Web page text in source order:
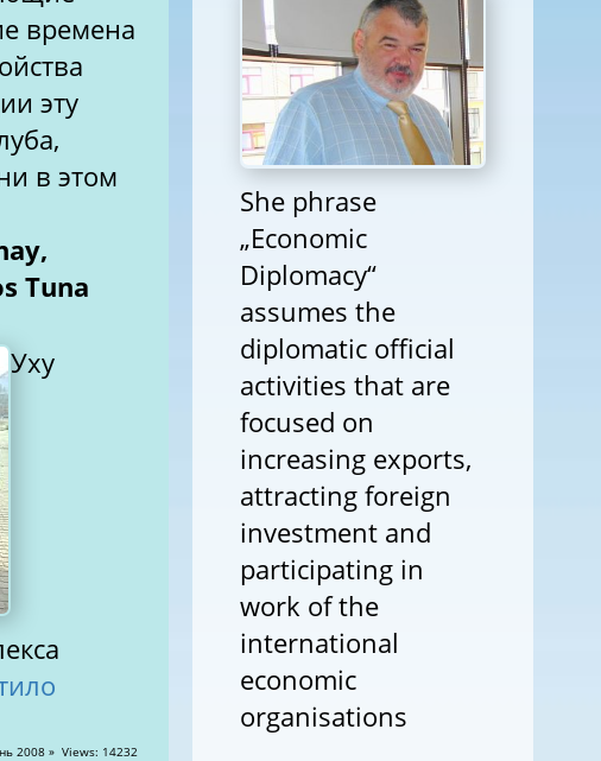
времена
эту
в этом
Tuna
Уху
14232
She phrase
„Economic
Diplomacy“
assumes the
diplomatic official
activities that are
focused on
increasing exports,
attracting foreign
investment and
participating in
work of the
international
economic
organisations